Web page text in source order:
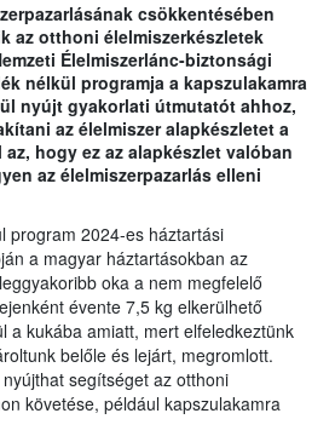
csökkentésében
az otthoni élelmiszerkészletek
Élelmiszerlánc-biztonsági
nélkül programja a kapszulakamra
nyújt gyakorlati útmutatót ahhoz,
az élelmiszer alapkészletet a
hogy ez az alapkészlet valóban
az élelmiszerpazarlás elleni
program 2024-es háztartási
a magyar háztartásokban az
oka a nem megfelelő
évente 7,5 kg elkerülhető
a kukába amiatt, mert elfeledkeztünk
belőle és lejárt, megromlott.
segítséget az otthoni
követése, például kapszulakamra